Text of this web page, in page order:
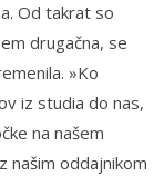
Od takrat so
drugačna, se
»Ko
iz studia do nas,
na našem
našim oddajnikom